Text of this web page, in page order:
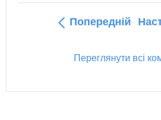
Попередній
Переглянути всі